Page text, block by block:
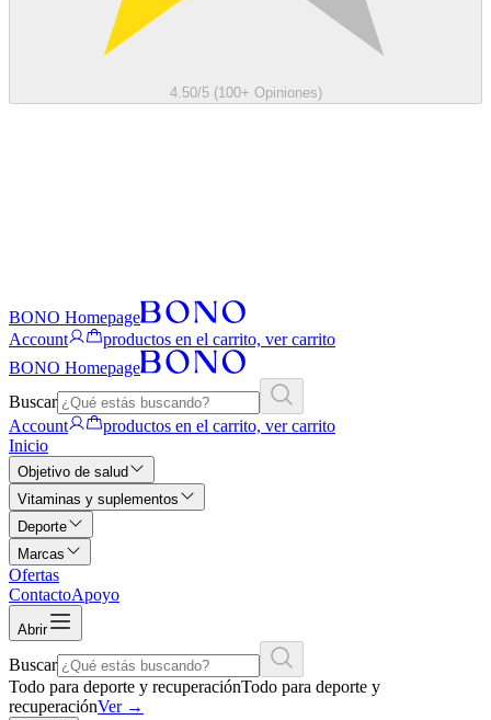
4.50/5 (100+ Opiniones)
BONO Homepage
Account
productos en el carrito, ver carrito
BONO Homepage
Buscar
Account
productos en el carrito, ver carrito
Inicio
Objetivo de salud
Vitaminas y suplementos
Deporte
Marcas
Ofertas
ContactoApoyo
Abrir
Buscar
Todo para deporte y recuperaciónTodo para deporte y
recuperaciónVer →